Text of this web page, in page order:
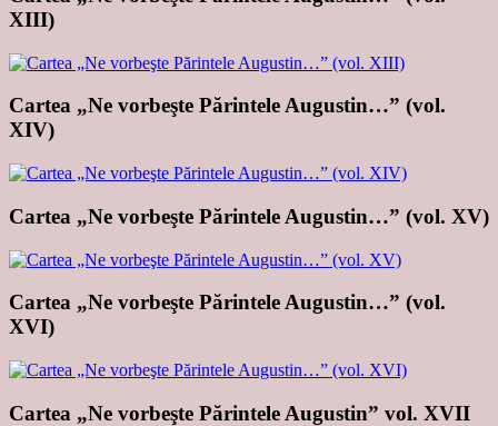
XIII)
Cartea „Ne vorbeşte Părintele Augustin…” (vol.
XIV)
Cartea „Ne vorbeşte Părintele Augustin…” (vol. XV)
Cartea „Ne vorbeşte Părintele Augustin…” (vol.
XVI)
Cartea „Ne vorbeşte Părintele Augustin” vol. XVII